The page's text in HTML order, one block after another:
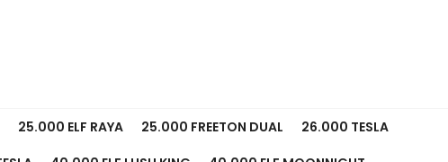
25.000 ELF RAYA 25.000 FREETON DUAL
26.000 TESLA